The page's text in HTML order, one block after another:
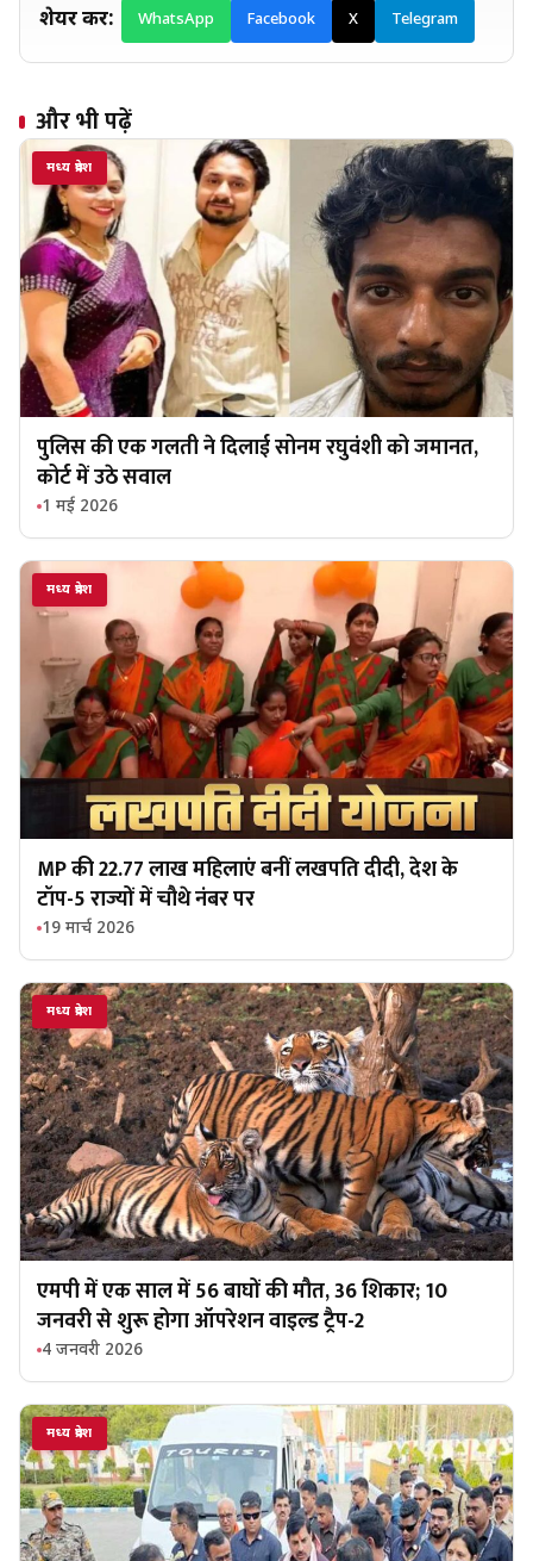
शेयर करें: WhatsApp Facebook X Telegram
और भी पढ़ें
मध्य प्रदेश
पुलिस की एक गलती ने दिलाई सोनम रघुवंशी को जमानत,
कोर्ट में उठे सवाल
1 मई 2026
मध्य प्रदेश
MP की 22.77 लाख महिलाएं बनीं लखपति दीदी, देश के
टॉप-5 राज्यों में चौथे नंबर पर
19 मार्च 2026
मध्य प्रदेश
एमपी में एक साल में 56 बाघों की मौत, 36 शिकार; 10
जनवरी से शुरू होगा ऑपरेशन वाइल्ड ट्रैप-2
4 जनवरी 2026
मध्य प्रदेश